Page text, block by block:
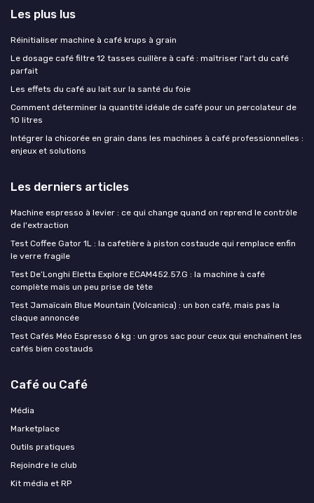
Les plus lus
Réinitialiser machine à café krups à grain
Le dosage café filtre 12 tasses cuillère à café : maîtriser l'art du café
parfait
Les effets du café au lait sur la santé du foie
Comment déterminer la quantité idéale de café pour un percolateur de
10 litres
Intégrer la chicorée en grain dans les machines à café professionnelles :
enjeux et solutions
Les derniers articles
Machine espresso à levier : ce qui change quand on reprend le contrôle
de l'extraction
Test Coffee Gator 1L : la cafetière à piston costaude qui remplace enfin
le verre fragile
Test De’Longhi Eletta Explore ECAM452.57.G : la machine à café
complète mais un peu prise de tête
Test Jamaïcain Blue Mountain (Volcanica) : un bon café, mais pas la
claque annoncée
Test Cafés Méo Espresso 6 kg : un gros sac pour ceux qui enchaînent les
cafés bien costauds
Café ou Café
Média
Marketplace
Outils pratiques
Rejoindre le club
Kit média et RP